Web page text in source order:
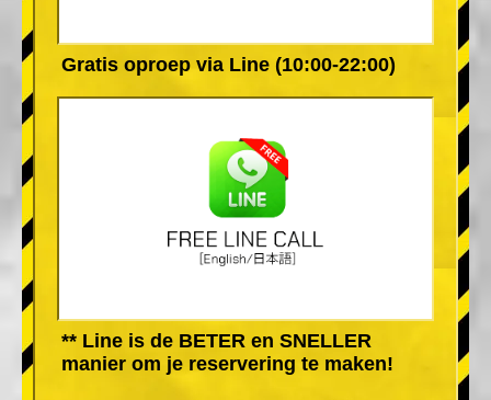
Gratis oproep via Line (10:00-22:00)
** Line is de BETER en SNELLER
manier om je reservering te maken!